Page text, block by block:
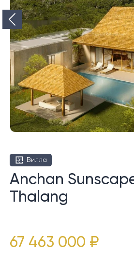
Вилла
Anchan
Thalang
67 463 000 ₽